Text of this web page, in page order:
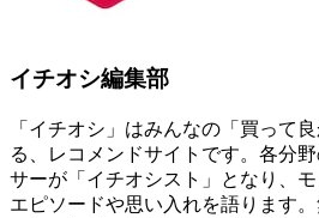
イチオシ編集部
「イチオシ」はみんなの「買って
る、レコメンドサイトです。各分
サーが「イチオシスト」となり、
エピソードや思い入れを語ります